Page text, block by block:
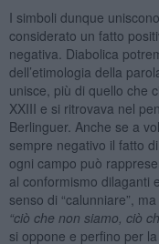
I simboli dunque
considerato un fatto
negativa. Diabolica
dell’etimologia della
unisce, più di quello che
XXIII e si ritrovava nel
Berlinguer. Anche se a
sempre negativo il fatto
ogni campo può
al conformismo dilaganti
senso di “calunniare”,
“ciò che non siamo, ciò
si oppone e perfino per